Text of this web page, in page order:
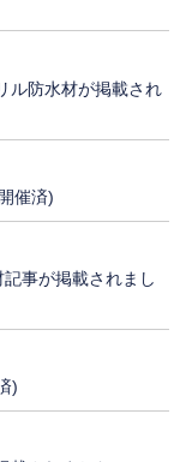
ル防水材が掲載され
催済)
事が掲載されまし
)